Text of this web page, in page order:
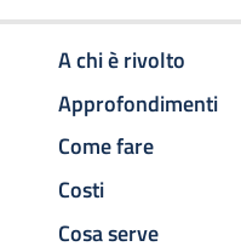
A chi è rivolto
Approfondimenti
Come fare
Costi
Cosa serve